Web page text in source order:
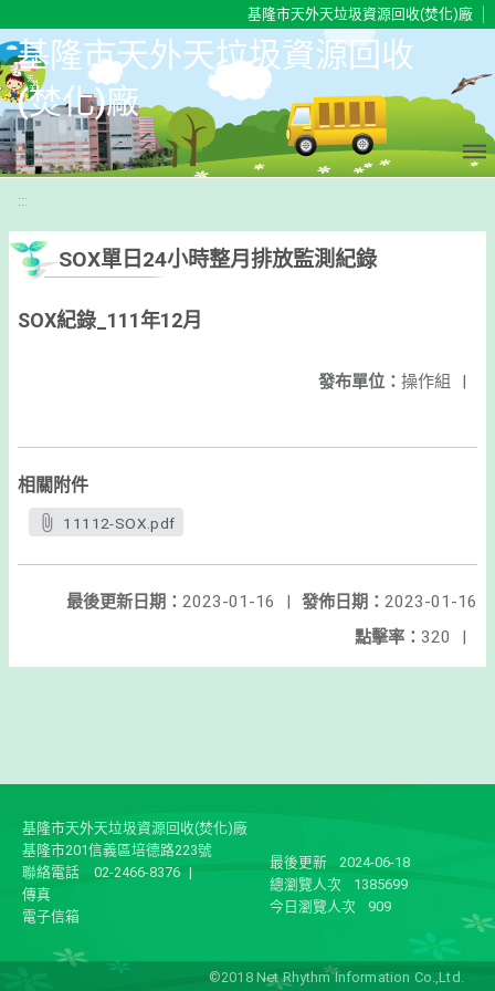
基隆市天外天垃圾資源回收(焚化)廠
基隆市天外天垃圾資源回收
(焚化)廠
:::
SOX單日24小時整月排放監測紀錄
SOX紀錄_111年12月
發布單位： 操作組 |
相關附件
11112-SOX.pdf
發佈日期： 2023-01-16
最後更新日期： 2023-01-16
|
點擊率： 320 |
基隆市天外天垃圾資源回收(焚化)廠
基隆市201信義區培德路223號
聯絡電話
02-2466-8376 |
傳真
電子信箱
最後更新
2024-06-18
總瀏覽人次
1385699
今日瀏覽人次
909
©2018 Net Rhythm Information Co.,Ltd.